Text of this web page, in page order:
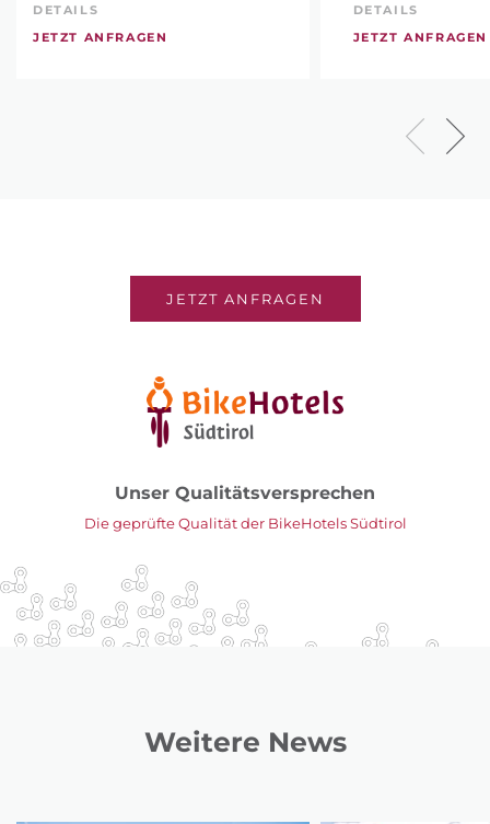
DETAILS
JETZT ANFRAGEN
DETAILS
JETZT ANFRAGEN
JETZT ANFRAGEN
Unser Qualitätsversprechen
Die geprüfte Qualität der BikeHotels Südtirol
Weitere News